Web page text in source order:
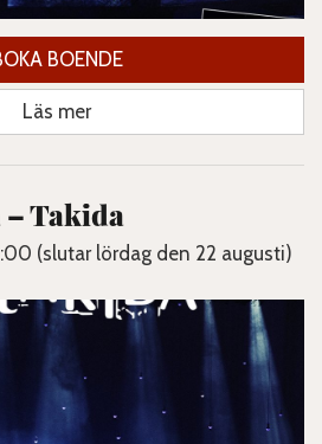
BOENDE
Läs mer
Takida
(slutar lördag den 22 augusti)